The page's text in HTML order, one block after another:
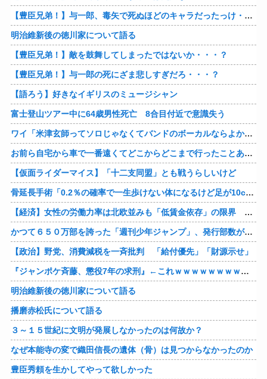
【豊臣兄弟！】与一郎、毒矢で死ぬほどのキャラだったっけ・・・・
明治維新後の徳川家について語る
【豊臣兄弟！】敵を鼓舞してしまったではないか・・・？
【豊臣兄弟！】与一郎の死にざま悲しすぎだろ・・・？
【語ろう】好きなイギリスのミュージシャン
富士登山ツアー中に64歳男性死亡 8合目付近で意識失う
ワイ「米津玄師ってソロじゃなくてバンドのボーカルならよかったよね」
お前ら自宅から車で一番遠くてどこからどこまで行ったことある？
【仮面ライダーマイス】「十二支同盟」とも戦うらしいけど
骨延長手術「0.2％の確率で一生歩けない体になるけど足が10cm伸びます」←コスパ良すぎるだろ
【経済】女性の労働力率は北欧並みも「低賃金依存」の限界 団塊世代の完全引退で、企業が迫られる“最後の選択”
かつて６５０万部を誇った「週刊少年ジャンプ」、発行部数が初の100万部割れ
【政治】野党、消費減税を一斉批判 「給付優先」「財源示せ」
『ジャンポケ斉藤、懲役7年の求刑』←これｗｗｗｗｗｗｗｗｗｗｗｗｗｗｗｗｗｗ
明治維新後の徳川家について語る
播磨赤松氏について語る
３～１５世紀に文明が発展しなかったのは何故か？
なぜ本能寺の変で織田信長の遺体（骨）は見つからなかったのか
豊臣秀頼を生かしてやって欲しかった